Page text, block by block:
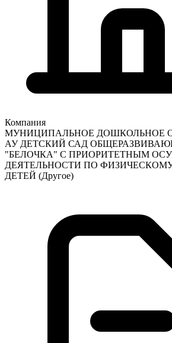
Компания
МУНИЦИПАЛЬНОЕ ДОШКОЛЬНОЕ
АУ ДЕТСКИЙ САД
"БЕЛОЧКА" С ПРИОРИТЕТНЫМ
ДЕЯТЕЛЬНОСТИ ПО
ДЕТЕЙ (Другое)